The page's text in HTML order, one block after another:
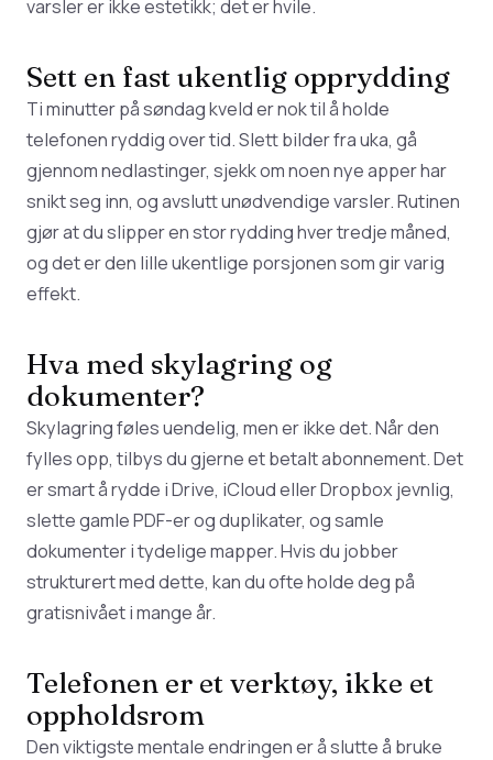
varsler er ikke estetikk; det er hvile.
Sett en fast ukentlig opprydding
Ti minutter på søndag kveld er nok til å holde
telefonen ryddig over tid. Slett bilder fra uka, gå
gjennom nedlastinger, sjekk om noen nye apper har
snikt seg inn, og avslutt unødvendige varsler. Rutinen
gjør at du slipper en stor rydding hver tredje måned,
og det er den lille ukentlige porsjonen som gir varig
effekt.
Hva med skylagring og
dokumenter?
Skylagring føles uendelig, men er ikke det. Når den
fylles opp, tilbys du gjerne et betalt abonnement. Det
er smart å rydde i Drive, iCloud eller Dropbox jevnlig,
slette gamle PDF-er og duplikater, og samle
dokumenter i tydelige mapper. Hvis du jobber
strukturert med dette, kan du ofte holde deg på
gratisnivået i mange år.
Telefonen er et verktøy, ikke et
oppholdsrom
Den viktigste mentale endringen er å slutte å bruke